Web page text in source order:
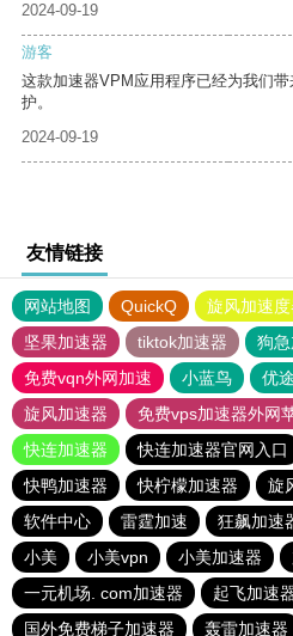
2024-09-19
游客
这款加速器VPM应用程序已经为我们
护。
2024-09-19
友情链接
网站地图 QuickQ 旋风加速度
坚果加速器
tiktok加速器
狗
免费vqn外网加速
小蓝鸟 优
旋风加速器
免费vps加速器外网
快连加速器
快连加速器官网入口
快鸭加速器
快柠檬加速器 旋
软件中心
雷霆加速 狂飙加速
小美
小美vpn 小美加速器
一元机场. com加速器
起飞加速
国外免费梯子加速器
轰雷加速器